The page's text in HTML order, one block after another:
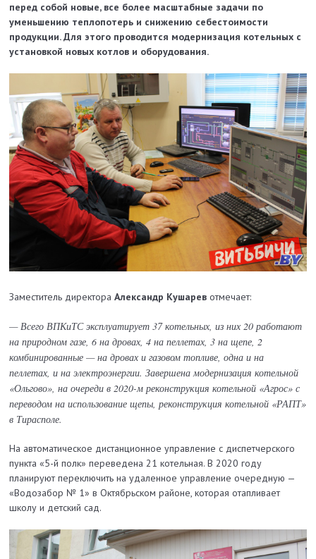
перед собой новые, все более масштабные задачи по
уменьшению теплопотерь и снижению себестоимости
продукции. Для этого проводится модернизация котельных с
установкой новых котлов и оборудования.
Заместитель директораАлександр Кушарев отмечает:
— Всего ВПКиТС эксплуатирует 37 котельных, из них 20 работают
на природном газе, 6 на дровах, 4 на пеллетах, 3 на щепе, 2
комбинированные — на дровах и газовом топливе, одна и на
пеллетах, и на электроэнергии. Завершена модернизация котельной
«Ольгово», на очереди в 2020-м реконструкция котельной «Агрос» с
переводом на использование щепы, реконструкция котельной «РАПТ»
в Тирасполе.
На автоматическое дистанционное управление с диспетчерского
пункта «5-й полк» переведена 21 котельная. В 2020 году
планируют переключить на удаленное управление очередную —
«Водозабор № 1» в Октябрьском районе, которая отапливает
школу и детский сад.